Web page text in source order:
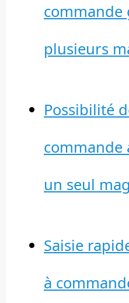
plusieurs
Possibilité
commande
un seul
Saisie
à